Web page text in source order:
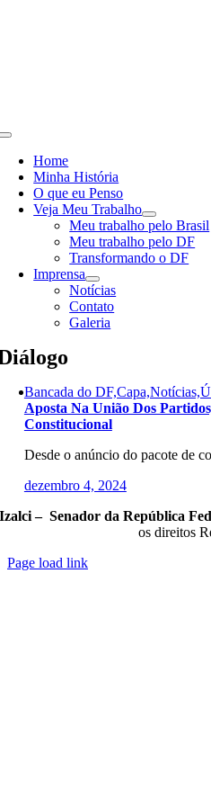
Toggle
NavigationHome
Minha História
O que eu Penso
Veja Meu Trabalho
Meu trabalho pelo Brasil
Meu trabalho pelo DF
Transformando o DF
Imprensa
Notícias
Contato
Galeria
Bancada do
Aposta Na União Dos
Constitucional
Desde o anúncio do pacote de
dezembro 4, 2024
Izalci – Senador da República
os direitos
Page load link